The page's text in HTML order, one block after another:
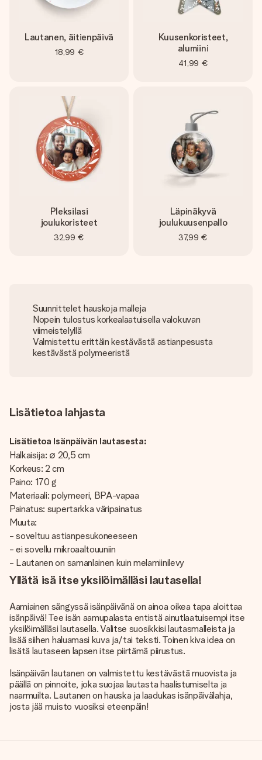
Lautanen, äitienpäivä
18,99 €
Kuusenkoristeet,
alumiini
41,99 €
Pleksilasi
joulukoristeet
32,99 €
Läpinäkyvä
joulukuusenpallo
37,99 €
Suunnittelet hauskoja malleja
Nopein tulostus korkealaatuisella valokuvan
viimeistelyllä
Valmistettu erittäin kestävästä astianpesusta
kestävästä polymeeristä
Lisätietoa lahjasta
Lisätietoa Isänpäivän lautasesta:
Halkaisija: ∅ 20,5 cm
Korkeus: 2 cm
Paino: 170 g
Materiaali: polymeeri, BPA-vapaa
Painatus: supertarkka väripainatus
Muuta:
- soveltuu astianpesukoneeseen
- ei sovellu mikroaaltouuniin
- Lautanen on samanlainen ​​kuin melamiinilevy
Yllätä isä itse yksilöimälläsi lautasella!
Aamiainen sängyssä isänpäivänä on ainoa oikea tapa aloittaa
isänpäivä! Tee isän aamupalasta entistä ainutlaatuisempi itse
yksilöimälläsi lautasella. Valitse suosikkisi lautasmalleista ja
lisää siihen haluamasi kuva ja/tai teksti. Toinen kiva idea on
lisätä lautaseen lapsen itse piirtämä piirustus.
Isänpäivän lautanen on valmistettu kestävästä muovista ja
päällä on pinnoite, joka suojaa lautasta haalistumiselta ja
naarmuilta. Lautanen on hauska ja laadukas isänpäivälahja,
josta jää muisto vuosiksi eteenpäin!